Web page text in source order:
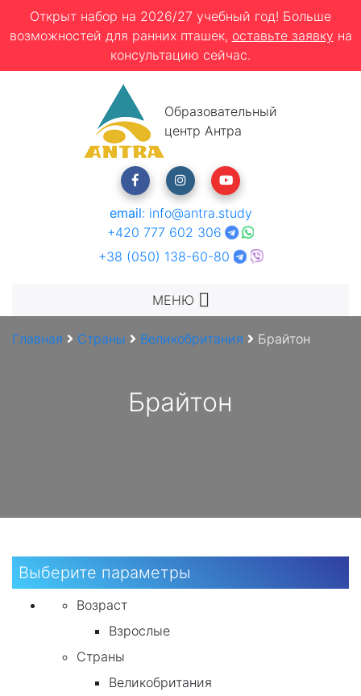
Открыт набор на 2026/27 учебный год! Больше
возможностей для ранних пташек, оставьте заявку на
консультацию сейчас.
Образовательный
центр Антра
email: info@antra.study
+420 777 602 306
+38 (050) 138-60-80
МЕНЮ
Главная Страны Великобритания Брайтон
Брайтон
Выберите параметры
Возраст
Взрослые
Страны
Великобритания